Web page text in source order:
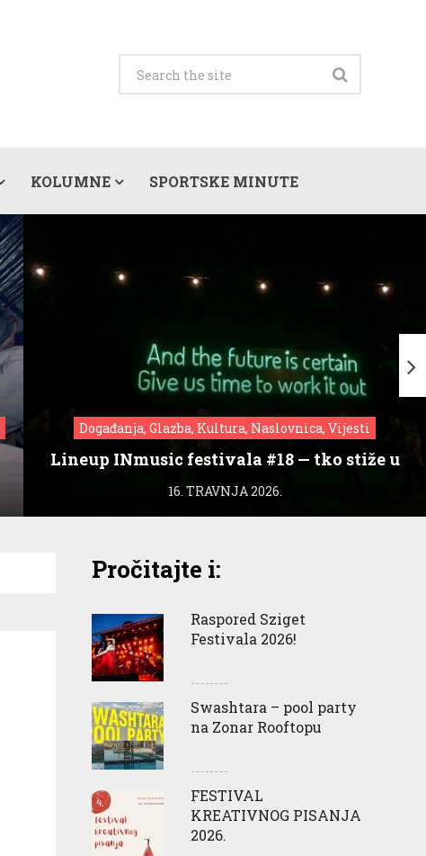
KOLUMNE SPORTSKE MINUTE
Događanja, Glazba, Kultura, Naslovnica, Vijesti
Lineup INmusic festivala #18 — tko stiže u
Zagreb?
16. TRAVNJA 2026.
Pročitajte i:
Raspored Sziget
Festivala 2026!
Swashtara – pool party
na Zonar Rooftopu
FESTIVAL
KREATIVNOG PISANJA
2026.